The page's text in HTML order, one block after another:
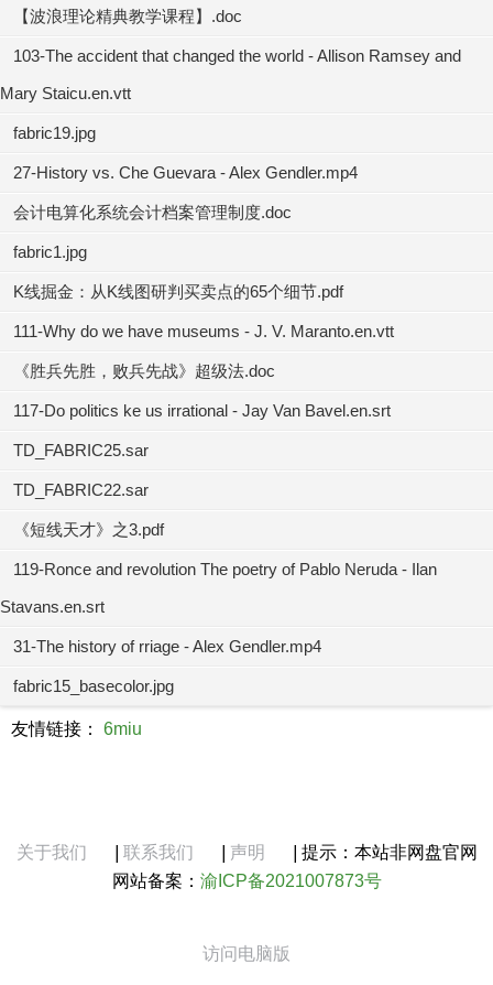
【波浪理论精典教学课程】.doc
103-The accident that changed the world - Allison Ramsey and
Mary Staicu.en.vtt
fabric19.jpg
27-History vs. Che Guevara - Alex Gendler.mp4
会计电算化系统会计档案管理制度.doc
fabric1.jpg
K线掘金：从K线图研判买卖点的65个细节.pdf
111-Why do we have museums - J. V. Maranto.en.vtt
《胜兵先胜，败兵先战》超级法.doc
117-Do politics ke us irrational - Jay Van Bavel.en.srt
TD_FABRIC25.sar
TD_FABRIC22.sar
《短线天才》之3.pdf
119-Ronce and revolution The poetry of Pablo Neruda - Ilan
Stavans.en.srt
31-The history of rriage - Alex Gendler.mp4
fabric15_basecolor.jpg
友情链接： 6miu
关于我们 联系我们 声明
提示：本站非网盘官网
网站备案： 渝ICP备2021007873号
访问电脑版